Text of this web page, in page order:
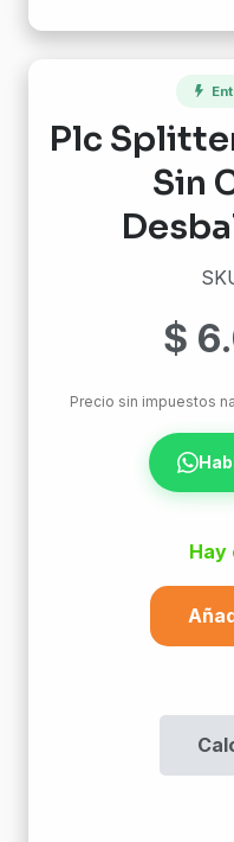
Plc
Sin
$
Precio sin impuestos
Hay
Plc
1X2
25/75